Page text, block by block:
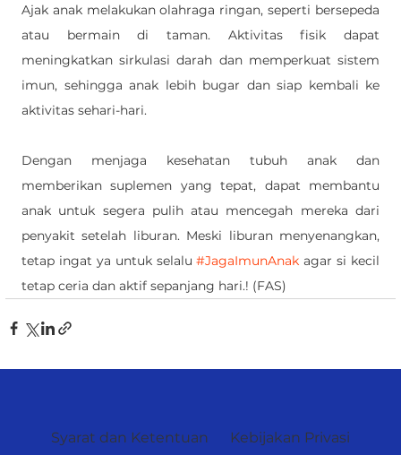
Ajak anak melakukan olahraga ringan, seperti bersepeda
atau bermain di taman. Aktivitas fisik dapat
meningkatkan sirkulasi darah dan memperkuat sistem
imun, sehingga anak lebih bugar dan siap kembali ke
aktivitas sehari-hari.
Dengan menjaga kesehatan tubuh anak dan
memberikan suplemen yang tepat, dapat membantu
anak untuk segera pulih atau mencegah mereka dari
penyakit setelah liburan. Meski liburan menyenangkan,
tetap ingat ya untuk selalu #JagaImunAnak agar si kecil
tetap ceria dan aktif sepanjang hari.! (FAS)
Syarat dan Ketentuan Kebijakan Privasi